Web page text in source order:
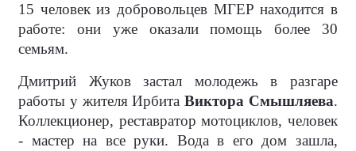
15 человек из добровольцев МГЕР находится в
работе: они уже оказали помощь более 30
семьям.
Дмитрий Жуков застал молодежь в разгаре
работы у жителя ИрбитаВиктора Смышляева.
Коллекционер, реставратор мотоциклов, человек
- мастер на все руки. Вода в его дом зашла,